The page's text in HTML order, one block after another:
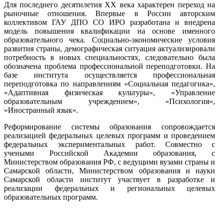
Для последнего десятилетия XX века характерен переход на
рыночные отношения. Впервые в России авторским
коллективом ГАУ ДПО СО ИРО разработана и внедрена
модель повышения квалификации на основе именного
образовательного чека. Социально-экономические условия
развития страны, демографическая ситуация актуализировали
потребность в новых специальностях, следовательно была
обозначена проблема профессиональной переподготовки. На
базе института осуществляется профессиональная
переподготовка по направлениям «Социальная педагогика»,
«Адаптивная физическая культуры», «Управление
образовательным учреждением», «Психология»,
«Иностранный язык».
Реформирование системы образования сопровождается
реализацией федеральных целевых программ и проведением
федеральных экспериментальных работ. Совместно с
учеными Российской Академии образования, с
Министерством образования РФ, с ведущими вузами страны и
Самарской области, Министерством образования и науки
Самарской области институт участвует в разработке и
реализации федеральных и региональных целевых
образовательных программ.